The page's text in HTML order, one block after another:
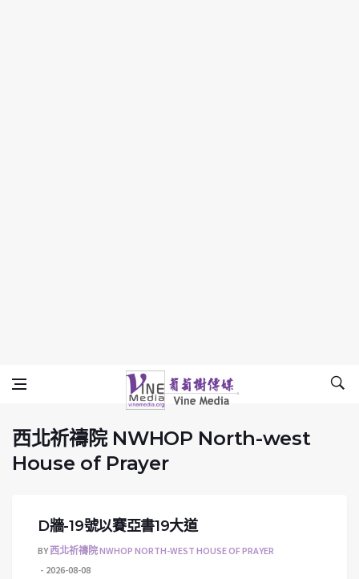
西北祈禱院 NWHOP North-west
Vine Media
葡萄樹傳媒
西北祈禱院 NWHOP North-west
House of Prayer
D牆-19號以賽亞書19大道
BY西北祈禱院 NWHOP NORTH-WEST HOUSE OF PRAYER
2026-08-08